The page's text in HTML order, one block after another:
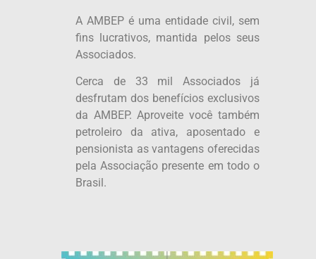
A AMBEP é uma entidade civil, sem
fins lucrativos, mantida pelos seus
Associados.
Cerca de 33 mil Associados já
desfrutam dos benefícios exclusivos
da AMBEP. Aproveite você também
petroleiro da ativa, aposentado e
pensionista as vantagens oferecidas
pela Associação presente em todo o
Brasil.